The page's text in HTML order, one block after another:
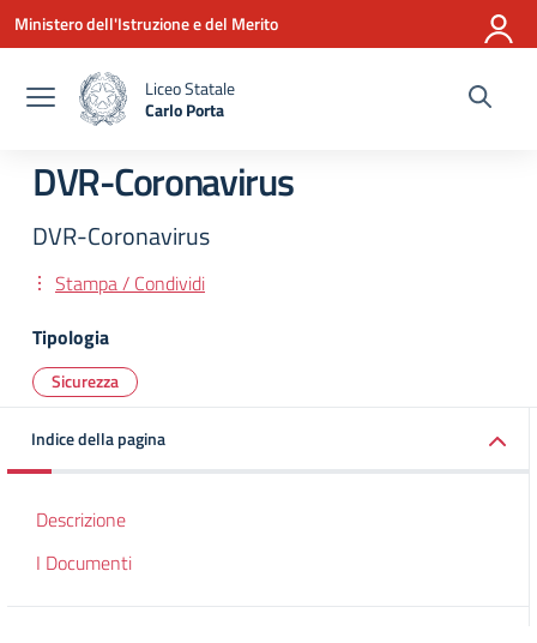
Vai ai contenuti
Vai al menu di navigazione
Vai al footer
Ministero dell'Istruzione e del Merito
Liceo Statale
Carlo Porta
DVR-Coronavirus
DVR-Coronavirus
Stampa / Condividi
Tipologia
Sicurezza
Indice della pagina
Descrizione
I Documenti